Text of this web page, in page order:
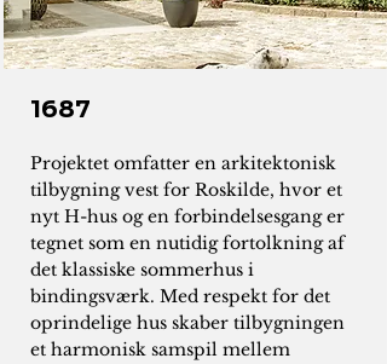
1687
Projektet omfatter en arkitektonisk
tilbygning vest for Roskilde, hvor et
nyt H-hus og en forbindelsesgang er
tegnet som en nutidig fortolkning af
det klassiske sommerhus i
bindingsværk. Med respekt for det
oprindelige hus skaber tilbygningen
et harmonisk samspil mellem